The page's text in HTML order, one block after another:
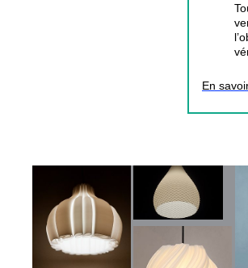
En